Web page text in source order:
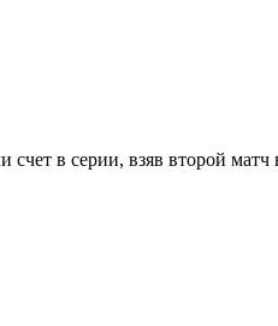
счет в серии, взяв второй матч